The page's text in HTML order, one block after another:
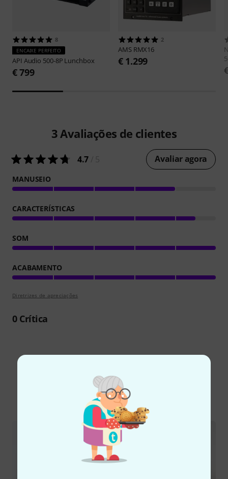
8
ENCAIXE PERFEITO
API Audio 500-8P Lunchbox
€ 799
2
AMS RMX16
€ 1.299
3Avaliações de clientes
4.7 Avaliar agora
MANUSEIO
CARACTERÍSTICAS
SOM
ACABAMENTO
Diretrizes de apreciações
0Crítica
Sabia?
Guia Online